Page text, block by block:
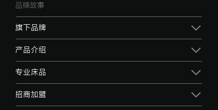
品牌故事
旗下品牌
产品介绍
专业床品
招商加盟